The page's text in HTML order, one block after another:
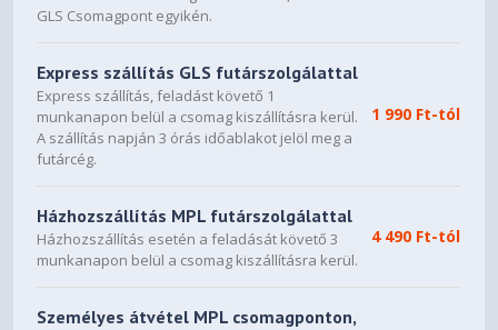
GLS Csomagpont egyikén.
Express szállítás GLS futárszolgálattal
Express szállítás, feladást követő 1
munkanapon belül a csomag kiszállításra kerül.
A szállítás napján 3 órás időablakot jelöl meg a
futárcég.
1 990 Ft-tól
Házhozszállítás MPL futárszolgálattal
Házhozszállítás esetén a feladását követő 3
munkanapon belül a csomag kiszállításra kerül.
4 490 Ft-tól
Személyes átvétel MPL csomagponton,